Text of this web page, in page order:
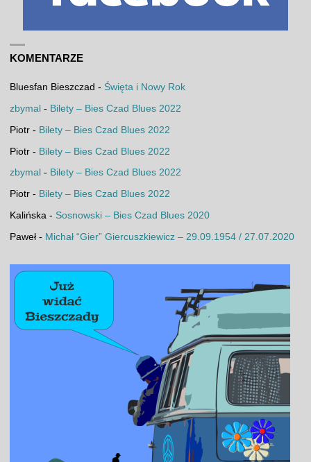
KOMENTARZE
Bluesfan Bieszczad - Święta i Nowy Rok
zbymal - Bilety – Bies Czad Blues 2022
Piotr- Bilety – Bies Czad Blues 2022
Piotr- Bilety – Bies Czad Blues 2022
zbymal - Bilety – Bies Czad Blues 2022
Piotr- Bilety – Bies Czad Blues 2022
Kalińska - Sosnowski – Bies Czad Blues 2020
Paweł- Michał “Gier” Giercuszkiewicz – 29.09.1954 / 27.07.2020